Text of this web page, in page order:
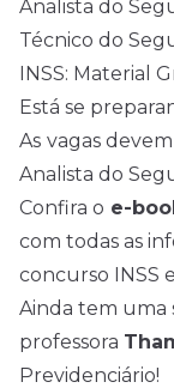
Analista do
Técnico do
INSS: Material
Está se
As vagas
Analista do
Confira o e-
com todas as
concurso INSS
Ainda tem uma
professora
Previdenciário!